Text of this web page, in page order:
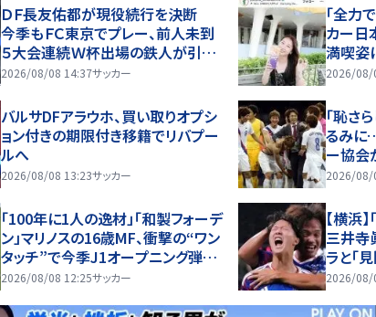
ＤＦ長友佑都が現役続行を決断
今季もＦＣ東京でプレー、前人未到
５大会連続Ｗ杯出場の鉄人が引退
も選択肢に熟考の末に
2026/08/08 14:37サッカー
「全力
カー日
満喫姿
にして
2026/08/
バルサDFアラウホ、買い取りオプシ
ョン付きの期限付き移籍でリバプー
ルへ
2026/08/08 13:23サッカー
「恥さ
るみに
ー協
も強ま
2026/08/
「100年に1人の逸材」「和製フォーデ
ン」マリノスの16歳MF、衝撃の“ワン
タッチ”で今季J1オープニング弾！
記録ずくめのデビュー戦初ゴールに
2026/08/08 12:25サッカー
【横浜
三井寺
ラと「
2026/08/